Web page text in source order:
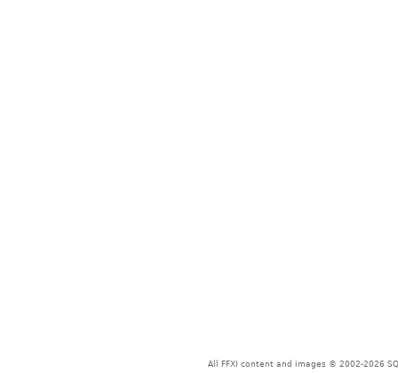
All FFXI content and images © 2002-2026